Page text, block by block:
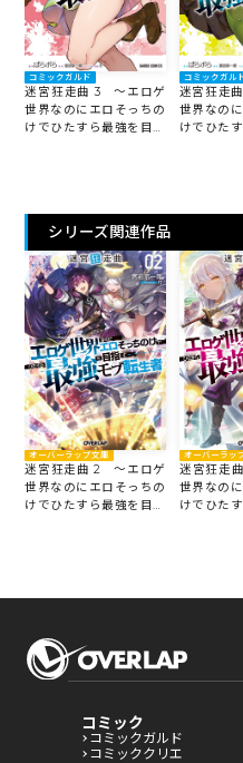
コミックガルド
迷宮狂走曲 3 ～エロゲ
世界なのにエロそっちの
けでひたすら最強を目指
コミックガル
迷宮狂走
世界なの
けでひた
シリーズ関連作品
オーバーラップ文庫
迷宮狂走曲 2 ～エロゲ
世界なのにエロそっちの
けでひたすら最強を目指
オーバーラッ
迷宮狂走
世界なの
けでひた
コミック
コミックガルド
コミッククリエ